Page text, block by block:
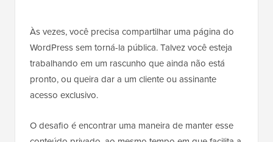
Às vezes, você precisa compartilhar uma página do
WordPress sem torná-la pública. Talvez você esteja
trabalhando em um rascunho que ainda não está
pronto, ou queira dar a um cliente ou assinante
acesso exclusivo.
O desafio é encontrar uma maneira de manter esse